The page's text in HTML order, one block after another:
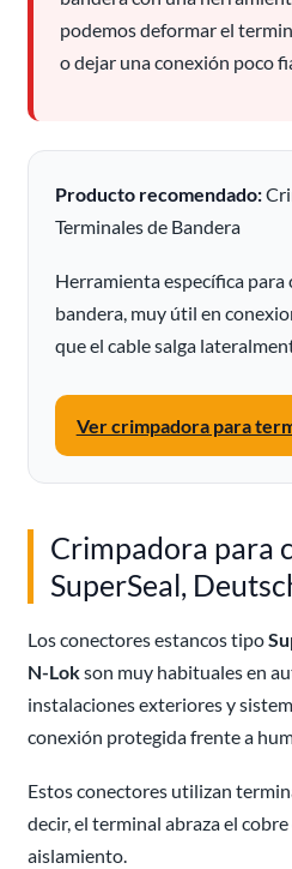
podemos deformar el
o dejar una conexión poco
Producto recomendado:
Terminales de Bandera
Herramienta específica
bandera, muy útil en
que el cable salga
Ver crimpadora para
Crimpadora para
SuperSeal,
Los conectores estancos tipo
N-Lokson muy habituales en
instalaciones exteriores y
conexión protegida frente a
Estos conectores utilizan
decir, el terminal abraza el
aislamiento.